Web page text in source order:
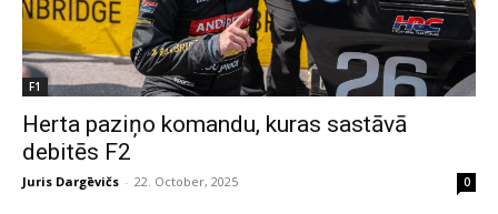
F1
Herta paziņo komandu, kuras sastāvā
debitēs F2
Juris Dargēvičs - 22. October, 2025 0